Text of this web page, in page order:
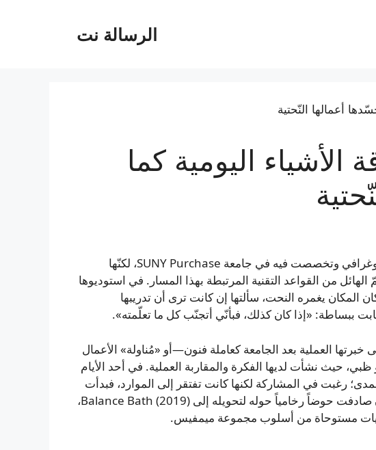
الرسالة نت
الأشياء اليومية كما
كيه سيليست تلقت تدريبها في التصوير الفوتوغرافي وتخصصت فيه في جامعة SUNY Purchase، لكنّها
من القواعد التقنية المرتبطة بهذا المسار. في استوديوها
يغمره النحت، سألتها إن كانت ترى أن تدريبها
ببساطة: «إذا كان كذلك، فبأنّي أتجنّب كل ما تعلّمته».
العملية بعد الجامعة كعاملة فنون—أو «مُناولة» الأعمال
حيث نشأت لديها الفكرة والمقاربة العملية. في أحد الأيام
رغبت في المشاركة لكنها كانت تفتقر إلى الموارد، فبدأت
تجمع مخلفات ومواد معادَة الاستخدام إلى أن صادفت حوضاً رخامياً حوله لتحويله إلى Balance Bath (2019)،
مستوحاة من أسلوب مجموعة ميمفيس.